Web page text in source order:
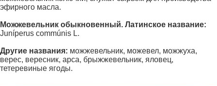
эфирного масла.
Можжевельник обыкновенный. Латинское название:
Juníperus commúnis L.
Другие названия: можжевельник, можевел, можжуха,
верес, вересник, арса, брыжжевельник, яловец,
тетеревиные ягоды.